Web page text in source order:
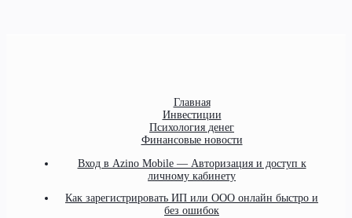
Главная
Инвестиции
Психология денег
Финансовые новости
Вход в Azino Mobile — Авторизация и доступ к
личному кабинету
Как зарегистрировать ИП или ООО онлайн быстро и
без ошибок